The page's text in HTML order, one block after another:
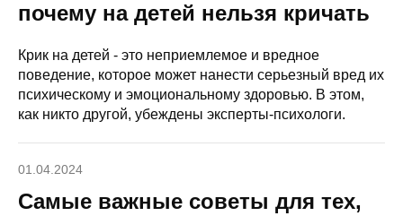
почему на детей нельзя кричать
Крик на детей - это неприемлемое и вредное
поведение, которое может нанести серьезный вред их
психическому и эмоциональному здоровью. В этом,
как никто другой, убеждены эксперты-психологи.
01.04.2024
Самые важные советы для тех,